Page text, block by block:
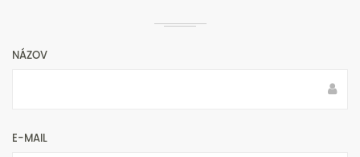
NÁZOV
E-MAIL